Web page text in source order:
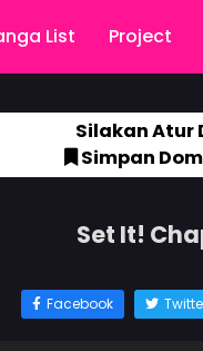
List Project
Silakan Atur
Simpan
Set It!
Facebook